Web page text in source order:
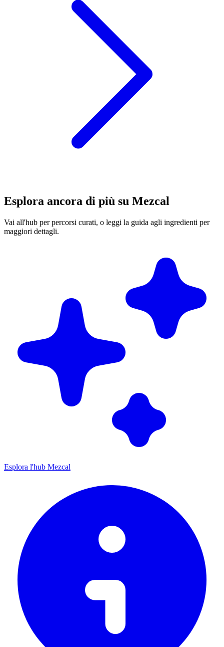
Esplora ancora di più su Mezcal
Vai all'hub per percorsi curati, o leggi la guida agli ingredienti per
maggiori dettagli.
Esplora l'hub Mezcal